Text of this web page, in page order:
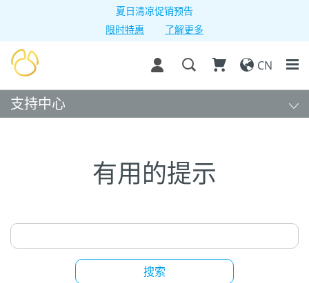
夏日清凉促销预告
限时特惠 了解更多
CN
支持中心
有用的提示
搜索